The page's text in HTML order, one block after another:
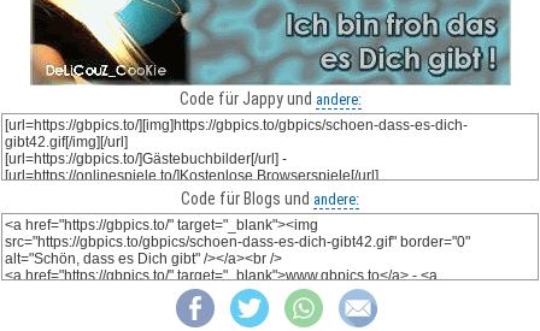
Code für Jappy und andere:
Code für Blogs und andere: